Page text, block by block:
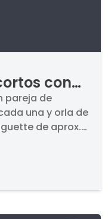
con
de aprox.
de
y
ct en
pareja de
una y orla de
de aprox.
En montura